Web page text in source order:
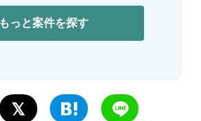
もっと案件を探す